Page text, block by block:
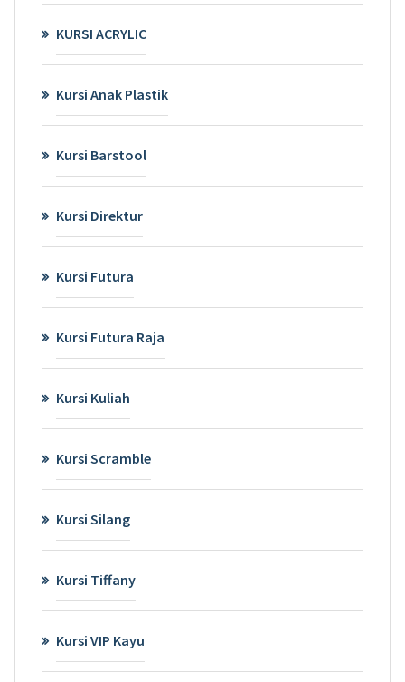
KURSI ACRYLIC
Kursi Anak Plastik
Kursi Barstool
Kursi Direktur
Kursi Futura
Kursi Futura Raja
Kursi Kuliah
Kursi Scramble
Kursi Silang
Kursi Tiffany
Kursi VIP Kayu